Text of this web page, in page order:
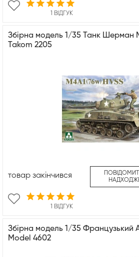
1 ВІДГУК
Збірна модель 1/35 Танк Шерман
Takom 2205
1 ВІДГУК
товар закінчився
Збірна модель 1/35 Французький
Model 4602